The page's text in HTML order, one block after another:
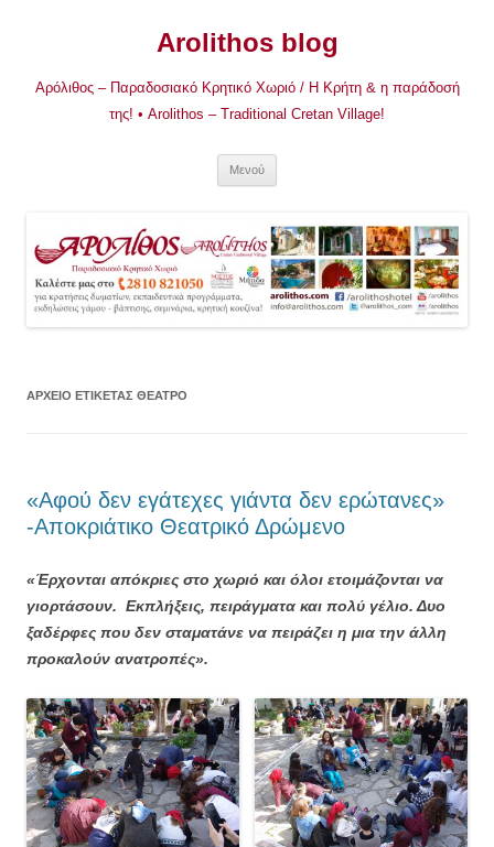
Arolithos blog
Αρόλιθος – Παραδοσιακό Κρητικό Χωριό / Η Κρήτη & η παράδοσή
της! • Arolithos – Traditional Cretan Village!
Μενού
ΑΡΧΕΊΟ ΕΤΙΚΈΤΑΣ ΘΕΑΤΡΟ
«Αφού δεν εγάτεχες γιάντα δεν ερώτανες»
-Αποκριάτικο Θεατρικό Δρώμενο
«Έρχονται απόκριες στο χωριό και όλοι ετοιμάζονται να
γιορτάσουν. Εκπλήξεις, πειράγματα και πολύ γέλιο. Δυο
ξαδέρφες που δεν σταματάνε να πειράζει η μια την άλλη
προκαλούν ανατροπές».